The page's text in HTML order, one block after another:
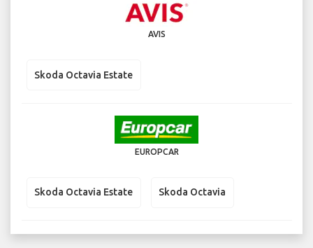
AVIS
Skoda Octavia Estate
EUROPCAR
Skoda Octavia Estate Skoda Octavia